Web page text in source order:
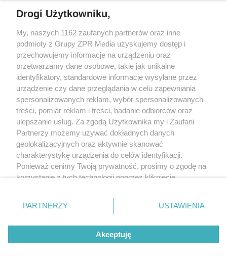
Drogi Użytkowniku,
My, naszych 1162 zaufanych partnerów oraz inne
podmioty z Grupy ZPR Media uzyskujemy dostęp i
przechowujemy informacje na urządzeniu oraz
przetwarzamy dane osobowe, takie jak unikalne
identyfikatory, standardowe informacje wysyłane przez
urządzenie czy dane przeglądania w celu zapewniania
spersonalizowanych reklam, wybór spersonalizowanych
treści, pomiar reklam i treści, badanie odbiorców oraz
ulepszanie usług. Za zgodą Użytkownika my i Zaufani
Partnerzy możemy używać dokładnych danych
geolokalizacyjnych oraz aktywnie skanować
charakterystykę urządzenia do celów identyfikacji.
Ponieważ cenimy Twoją prywatność, prosimy o zgodę na
korzystanie z tych technologii poprzez kliknięcie
zmienić/wycofać klikając przycisk ustawień prywatności
znajdujący się w lewym dolnym rogu strony
rodzaje przetwarzania danych nie wymagają zgody
użytkownika, ale masz prawo sprzeciwić się takiemu
przetwarzaniu. Preferencje będą miały zastosowanie tylko
PARTNERZY USTAWIENIA
Akceptuję